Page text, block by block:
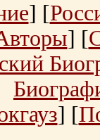
] [
] [
] [